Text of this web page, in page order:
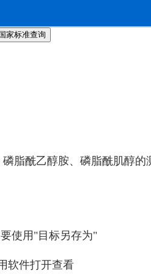
脂酰乙醇胺、磷脂酰肌醇的
使用"目标另存为"
软件打开查看